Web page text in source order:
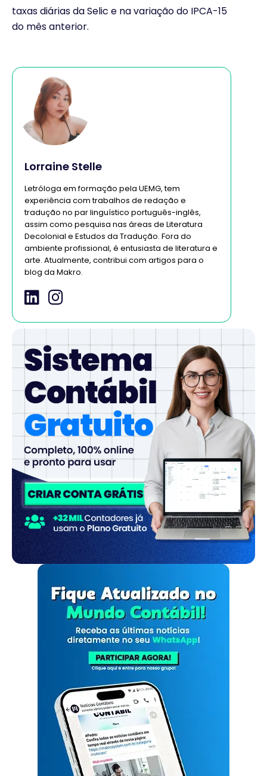
taxas diárias da Selic e na variação do IPCA-15
do mês anterior.
Lorraine Stelle
Letróloga em formação pela UEMG, tem
experiência com trabalhos de redação e
tradução no par linguístico português-inglês,
assim como pesquisa nas áreas de Literatura
Decolonial e Estudos da Tradução. Fora do
ambiente profissional, é entusiasta de literatura e
arte. Atualmente, contribui com artigos para o
blog da Makro.